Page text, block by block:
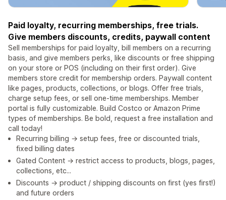
Paid loyalty, recurring memberships, free trials.
Give members discounts, credits, paywall content
Sell memberships for paid loyalty, bill members on a recurring
basis, and give members perks, like discounts or free shipping
on your store or POS (including on their first order). Give
members store credit for membership orders. Paywall content
like pages, products, collections, or blogs. Offer free trials,
charge setup fees, or sell one-time memberships. Member
portal is fully customizable. Build Costco or Amazon Prime
types of memberships. Be bold, request a free installation and
call today!
Recurring billing → setup fees, free or discounted trials,
fixed billing dates
Gated Content → restrict access to products, blogs, pages,
collections, etc...
Discounts → product / shipping discounts on first (yes first!)
and future orders